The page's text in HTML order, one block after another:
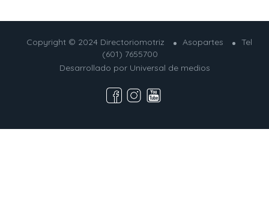
Copyright © 2024 Directoriomotriz Asopartes
Tel
(601) 7655700
Desarrollado por Universal de medios